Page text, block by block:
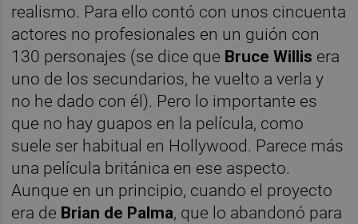
realismo. Para ello contó con unos cincuenta
actores no profesionales en un guión con
130 personajes (se dice que Bruce Willis era
uno de los secundarios, he vuelto a verla y
no he dado con él). Pero lo importante es
que no hay guapos en la película, como
suele ser habitual en Hollywood. Parece más
una película británica en ese aspecto.
Aunque en un principio, cuando el proyecto
era de Brian de Palma, que lo abandonó para